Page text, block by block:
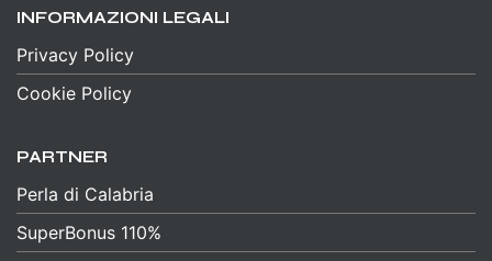
INFORMAZIONI LEGALI
Privacy Policy
Cookie Policy
PARTNER
Perla di Calabria
SuperBonus 110%